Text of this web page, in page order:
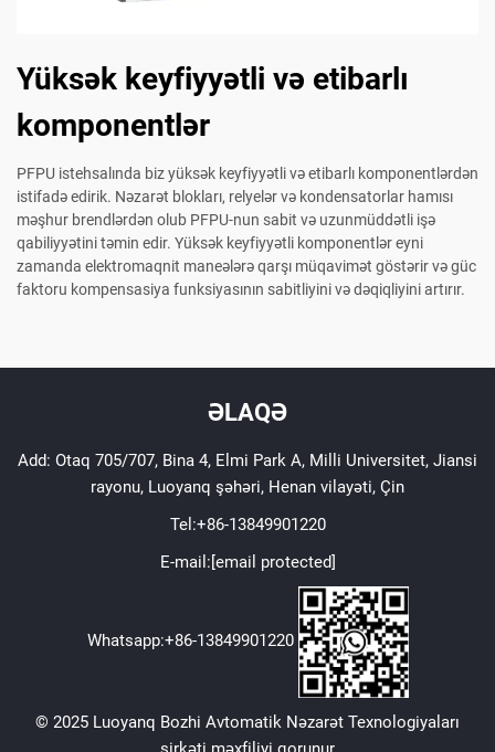
Yüksək keyfiyyətli və etibarlı
komponentlər
PFPU istehsalında biz yüksək keyfiyyətli və etibarlı komponentlərdən
istifadə edirik. Nəzarət blokları, relyelər və kondensatorlar hamısı
məşhur brendlərdən olub PFPU-nun sabit və uzunmüddətli işə
qabiliyyətini təmin edir. Yüksək keyfiyyətli komponentlər eyni
zamanda elektromaqnit maneələrə qarşı müqavimət göstərir və güc
faktoru kompensasiya funksiyasının sabitliyini və dəqiqliyini artırır.
ƏLAQƏ
Add: Otaq 705/707, Bina 4, Elmi Park A, Milli Universitet, Jiansi
rayonu, Luoyanq şəhəri, Henan vilayəti, Çin
Tel:+86-13849901220
E-mail:[email protected]
Whatsapp:+86-13849901220
© 2025 Luoyanq Bozhi Avtomatik Nəzarət Texnologiyaları